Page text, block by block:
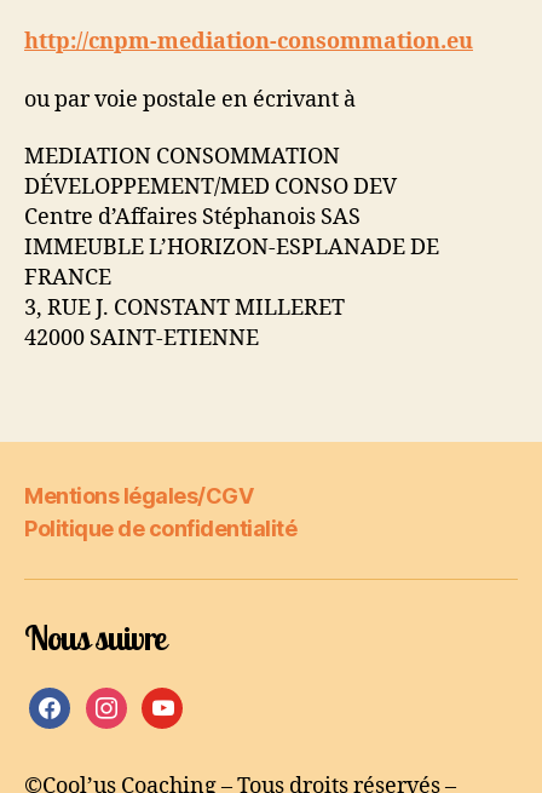
http://cnpm-mediation-consommation.eu
ou par voie postale en écrivant à
MEDIATION CONSOMMATION
DÉVELOPPEMENT/MED CONSO DEV
Centre d’Affaires Stéphanois SAS
IMMEUBLE L’HORIZON-ESPLANADE DE
FRANCE
3, RUE J. CONSTANT MILLERET
42000 SAINT-ETIENNE
Mentions légales/CGV
Politique de confidentialité
Nous suivre
facebookinstagram
youtube
©Cool’us Coaching – Tous droits réservés –